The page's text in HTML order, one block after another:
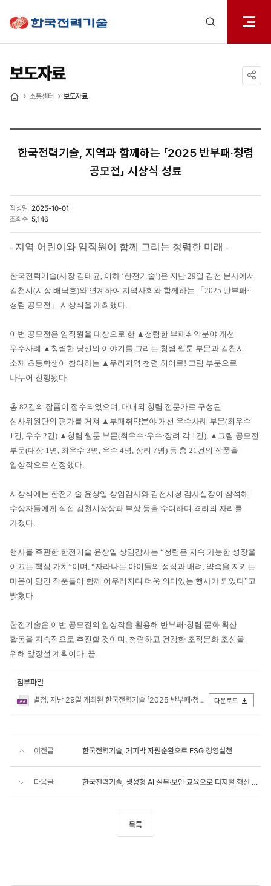
열기
보도자료
소통센터 보도자료
한국전력기술, 지역과 함께하는 「2025 반부패·청렴
공모전」 시상식 성료
작성일 2025-10-01
조회수 5,146
- 지역 어린이와 임직원이 함께 그리는 청렴한 미래 -
한국전력기술(사장 김태균, 이하 ‘한전기술’)은 지난 29일 김천 본사에서
김천시(시장 배낙호)와 연계하여 지역사회와 함께하는 「2025 반부패·
청렴 공모전」 시상식을 개최했다.
이번 공모전은 임직원을 대상으로 한 ▲청렴한 부패취약분야 개선
우수사례 ▲청렴한 당신의 이야기를 그리는 청렴 웹툰 부문과 김천시
소재 초등학생이 참여하는 ▲우리지역 청렴 히어로! 그림 부문으로
나누어 진행됐다.
총 82건의 잡품이 접수되었으며, 대내외 청렴 전문가로 구성된
심사위원단의 평가를 거쳐 ▲부패취약분야 개선 우수사례 부문(최우수
1건, 우수 2건) ▲청렴 웹툰 부문(최우수·우수·장려 각 1건), ▲그림 공모전
부문(대상 1명, 최우수 3명, 우수 4명, 장려 7명) 등 총 21건의 작품을
입상작으로 선정했다.
시상식에는 한전기술 윤상일 상임감사와 김천시청 감사실장이 참석해
수상자들에게 직접 김천시장상과 부상 등을 수여하며 격려의 자리를
가졌다.
행사를 주관한 한전기술 윤상일 상임감사는 “청렴은 지속 가능한 성장을
이끄는 핵심 가치”이며, “자라나는 아이들의 정직과 배려, 약속을 지키는
마음이 담긴 작품들이 함께 어우러지며 더욱 의미있는 행사가 되었다”고
밝혔다.
한전기술은 이번 공모전의 입상작을 활용해 반부패·청렴 문화 확산
활동을 지속적으로 추진할 것이며, 청렴하고 건강한 조직문화 조성을
위해 앞장설 계획이다. 끝.
첨부파일
별첨. 지난 29일 개최된 한국전력기술 「2025 반부패·청렴 공모전」 시상식에서 수상자들이 기념 촬영을 하고 있다.JPG
다운로드
이전글 한국전력기술, 커피박 자원순환으로 ESG 경영실천
다음글 한국전력기술, 생성형 AI 실무‧보안 교육으로 디지털 혁신 가속화
목록